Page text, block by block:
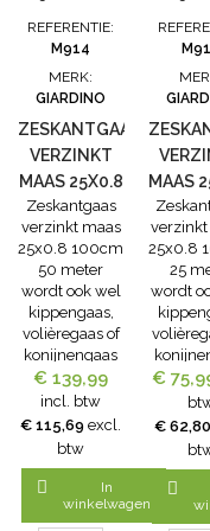
REFERENTIE:
M914
MERK:
GIARDINO
ZESKANTGAAS
VERZINKT
MAAS 25X0.8
100CM 50
METER
Zeskantgaas
verzinkt maas
25x0.8 100cm
50 meter
wordt ook wel
kippengaas,
volièregaas of
konijnengaas
genoemd.
Zeskantgaas
verzinkt is
vuurverzinkt
vlechten.Hierdoor
wordt een
optimale
€ 139,99
incl. btw
€ 115,69 excl.
btw

In
winkelwagen
MAAS
verzinkt
25x0.8
25
wordt
na
€
€ 62,80
